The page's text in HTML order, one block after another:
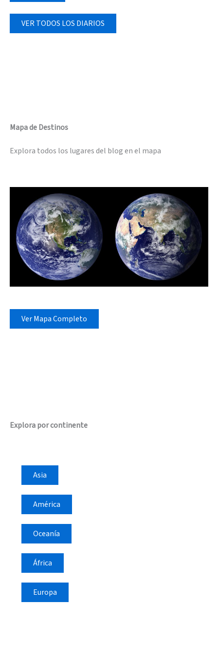
VER TODOS LOS DIARIOS
Mapa de Destinos
Explora todos los lugares del blog en el mapa
Ver Mapa Completo
Explora por continente
Asia
América
Oceanía
África
Europa